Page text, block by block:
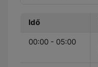
Idő
00:00 - 05:00